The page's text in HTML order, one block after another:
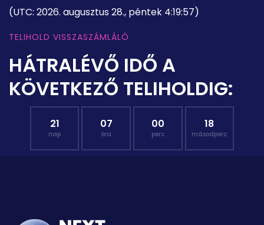
(UTC: 2026. augusztus 28., péntek 4:19:57)
TELIHOLD VISSZASZÁMLÁLÓ
HÁTRALÉVŐ IDŐ A
KÖVETKEZŐ TELIHOLDIG:
21
nap
07
óra
00
perc
17
másodperc